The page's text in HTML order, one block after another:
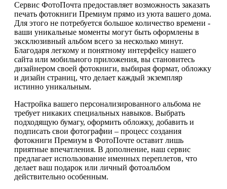
Сервис ФотоПочта предоставляет возможность заказать
печать фотокниги Премиум прямо из уюта вашего дома.
Для этого не потребуется большое количество времени -
ваши уникальные моменты могут быть оформлены в
эксклюзивный альбом всего за несколько минут.
Благодаря легкому и понятному интерфейсу нашего
сайта или мобильного приложения, вы становитесь
дизайнером своей фотокниги, выбирая формат, обложку
и дизайн страниц, что делает каждый экземпляр
истинно уникальным.
Настройка вашего персонализированного альбома не
требует никаких специальных навыков. Выбрать
подходящую бумагу, оформить обложку, добавить и
подписать свои фотографии – процесс создания
фотокниги Премиум в ФотоПочте оставит лишь
приятные впечатления. В дополнение, наш сервис
предлагает использование именных переплетов, что
делает ваш подарок или личный фотоальбом
действительно особенным.